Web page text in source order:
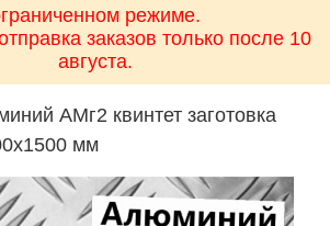
режиме.
заказов только после 10
августа.
АМг2 квинтет заготовка
мм